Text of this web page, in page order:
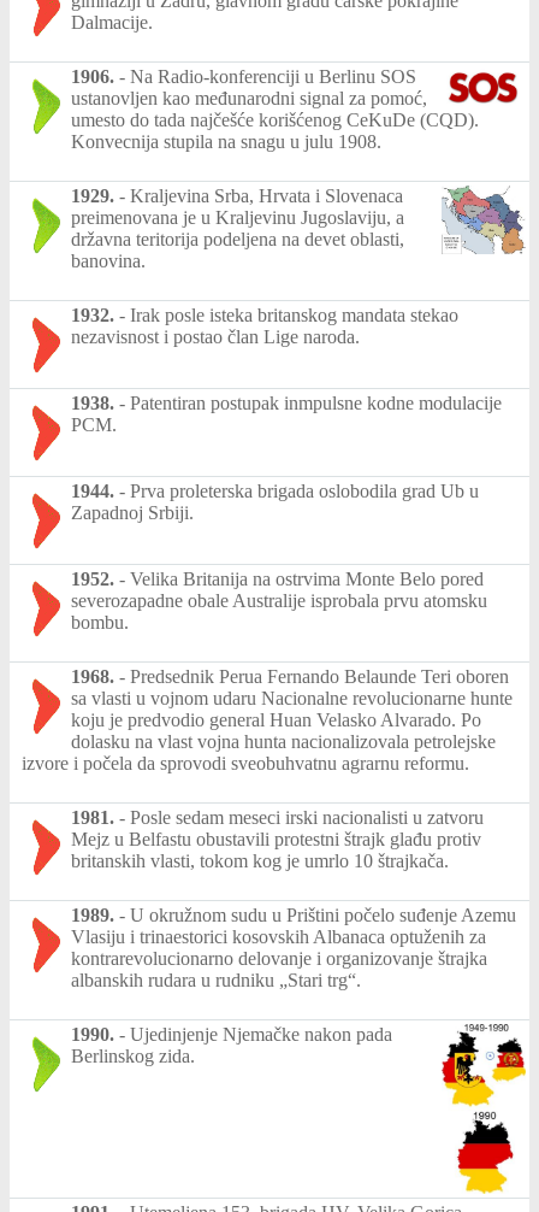
Dalmacije.
1906. - Na Radio-konferenciji u Berlinu SOS
ustanovljen kao međunarodni signal za pomoć,
umesto do tada najčešće korišćenog CeKuDe (CQD).
Konvecnija stupila na snagu u julu 1908.
1929. - Kraljevina Srba, Hrvata i Slovenaca
preimenovana je u Kraljevinu Jugoslaviju, a
državna teritorija podeljena na devet oblasti,
banovina.
1932. - Irak posle isteka britanskog mandata stekao
nezavisnost i postao član Lige naroda.
1938. - Patentiran postupak inmpulsne kodne modulacije
PCM.
1944. - Prva proleterska brigada oslobodila grad Ub u
Zapadnoj Srbiji.
1952. - Velika Britanija na ostrvima Monte Belo pored
severozapadne obale Australije isprobala prvu atomsku
bombu.
1968. - Predsednik Perua Fernando Belaunde Teri oboren
sa vlasti u vojnom udaru Nacionalne revolucionarne hunte
koju je predvodio general Huan Velasko Alvarado. Po
dolasku na vlast vojna hunta nacionalizovala petrolejske
izvore i počela da sprovodi sveobuhvatnu agrarnu reformu.
1981. - Posle sedam meseci irski nacionalisti u zatvoru
Mejz u Belfastu obustavili protestni štrajk glađu protiv
britanskih vlasti, tokom kog je umrlo 10 štrajkača.
1989. - U okružnom sudu u Prištini počelo suđenje Azemu
Vlasiju i trinaestorici kosovskih Albanaca optuženih za
kontrarevolucionarno delovanje i organizovanje štrajka
albanskih rudara u rudniku „Stari trg“.
1990. - Ujedinjenje Njemačke nakon pada
Berlinskog zida.